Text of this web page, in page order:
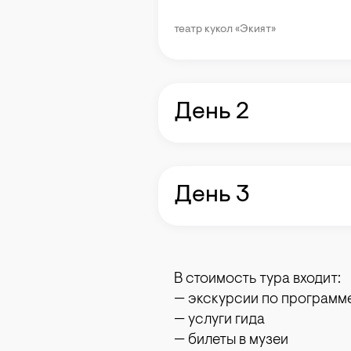
театр кукол «Экият»
День 2
День 3
В стоимость тура входит:
— экскурсии по
— услуги гида
— билеты в музеи